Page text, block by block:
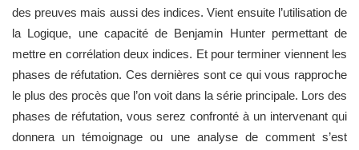
des preuves mais aussi des indices. Vient ensuite l’utilisation de
la Logique, une capacité de Benjamin Hunter permettant de
mettre en corrélation deux indices. Et pour terminer viennent les
phases de réfutation. Ces dernières sont ce qui vous rapproche
le plus des procès que l’on voit dans la série principale. Lors des
phases de réfutation, vous serez confronté à un intervenant qui
donnera un témoignage ou une analyse de comment s’est